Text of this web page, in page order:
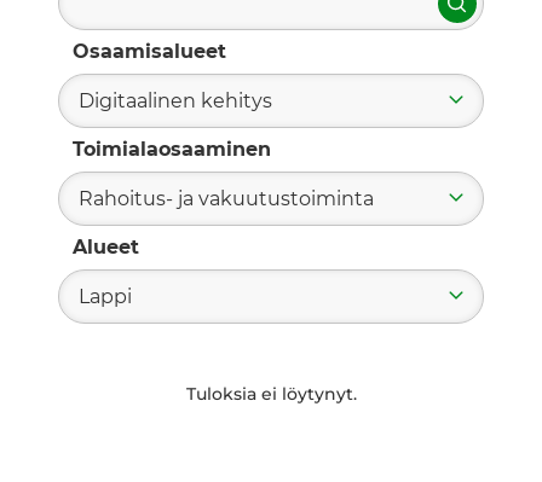
Hae
Osaamisalueet
Digitaalinen kehitys
Toimialaosaaminen
Rahoitus- ja vakuutustoiminta
Alueet
Lappi
Tuloksia ei löytynyt.